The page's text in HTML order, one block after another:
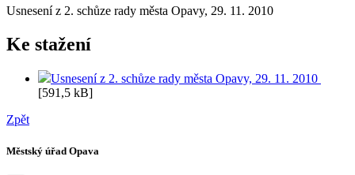
Usnesení z 2. schůze rady města Opavy, 29. 11. 2010
Ke stažení
Usnesení z 2. schůze rady města Opavy, 29. 11. 2010
[591,5 kB]
Zpět
Městský úřad Opava